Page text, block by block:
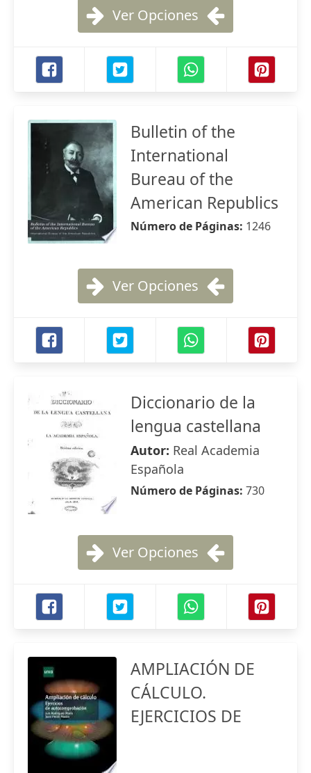
Ver Opciones
Bulletin of the
International
Bureau of the
American Republics
Número de Páginas: 1246
Ver Opciones
Diccionario de la
lengua castellana
Autor: Real Academia
Española
Número de Páginas: 730
Ver Opciones
AMPLIACIÓN DE
CÁLCULO.
EJERCICIOS DE